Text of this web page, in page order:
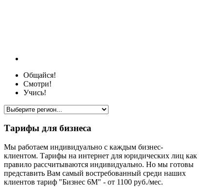
Общайся!
Смотри!
Учись!
Тарифы для бизнеса
Мы работаем индивидуально с каждым бизнес-
клиентом. Тарифы на интернет для юридических лиц как
правило рассчитываются индивидуально. Но мы готовы
представить Вам самый востребованный среди наших
клиентов тариф "Бизнес 6М" - от 1100 руб./мес.